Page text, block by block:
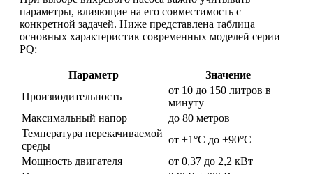
параметры, влияющие на его совместимость с
конкретной задачей. Ниже представлена таблица
основных характеристик современных моделей серии
PQ:
Параметр
Значение
Производительность
от 10 до 150 литров в
минуту
Максимальный напор
до 80 метров
Температура перекачиваемой
среды
от +1°C до +90°C
Мощность двигателя
от 0,37 до 2,2 кВт